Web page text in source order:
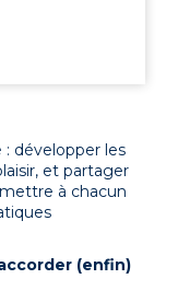
développer les
et partager
à chacun
(enfin)